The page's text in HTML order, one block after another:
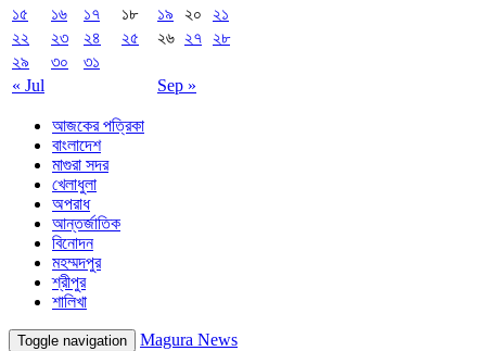
« Jul Sep »
১৫
১৬ ১৭ ১৮ ১৯ ২০
২১
২২
২৩ ২৪ ২৫ ২৬ ২৭
২৮
২৯
৩০ ৩১
আজকের পত্রিকা
বাংলাদেশ
মাগুরা সদর
খেলাধুলা
অপরাধ
আন্তর্জাতিক
বিনোদন
মহম্মদপুর
শ্রীপুর
শালিখা
Toggle navigation Magura News